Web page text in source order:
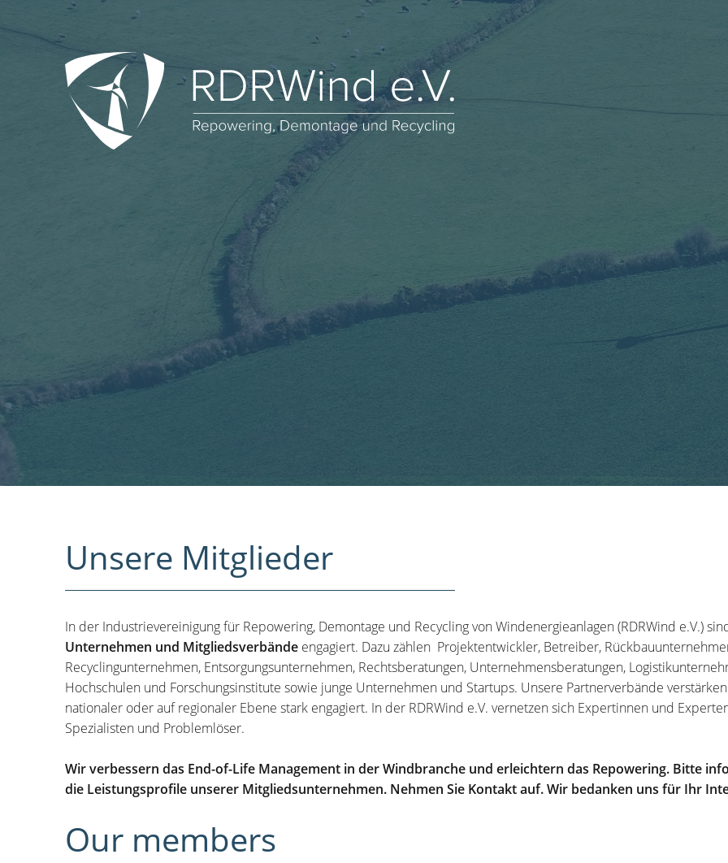
Unsere Mitglieder
In der Industrievereinigung für Repowering, Demontage und Recycling von Windenergieanlagen (RDRWind e.V.)
Unternehmen und Mitgliedsverbände engagiert. Dazu zählen Projektentwickler, Betreiber,
Recyclingunternehmen, Entsorgungsunternehmen, Rechtsberatungen, Unternehmensberatungen,
Hochschulen und Forschungsinstitute sowie junge Unternehmen und Startups. Unsere Partnerverbände
nationaler oder auf regionaler Ebene stark engagiert. In der RDRWind e.V. vernetzen sich Expertinnen und
Spezialisten und Problemlöser.
Wir verbessern das End-of-Life Management in der Windbranche und erleichtern das Repowering. Bitte
die Leistungsprofile unserer Mitgliedsunternehmen. Nehmen Sie Kontakt auf. Wir bedanken uns für Ihr
Our members